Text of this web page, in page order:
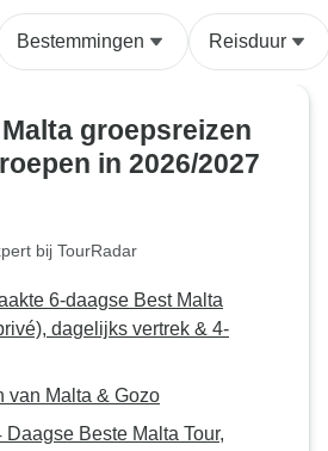
Bestemmingen Reisduur
groepsreizen
in 2026/2027
bij TourRadar
6-daagse Best Malta
dagelijks vertrek & 4-
van Malta & Gozo
Beste Malta Tour,